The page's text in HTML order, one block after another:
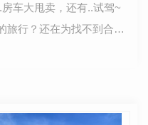
车大甩卖，还有..试驾~
旅行？还在为找不到合适
，那么这篇文章可…